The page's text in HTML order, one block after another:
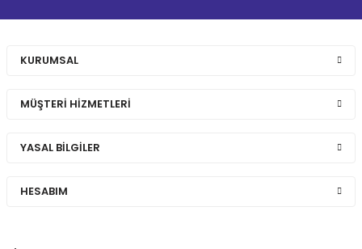
KURUMSAL
MÜŞTERİ HİZMETLERİ
YASAL BİLGİLER
HESABIM